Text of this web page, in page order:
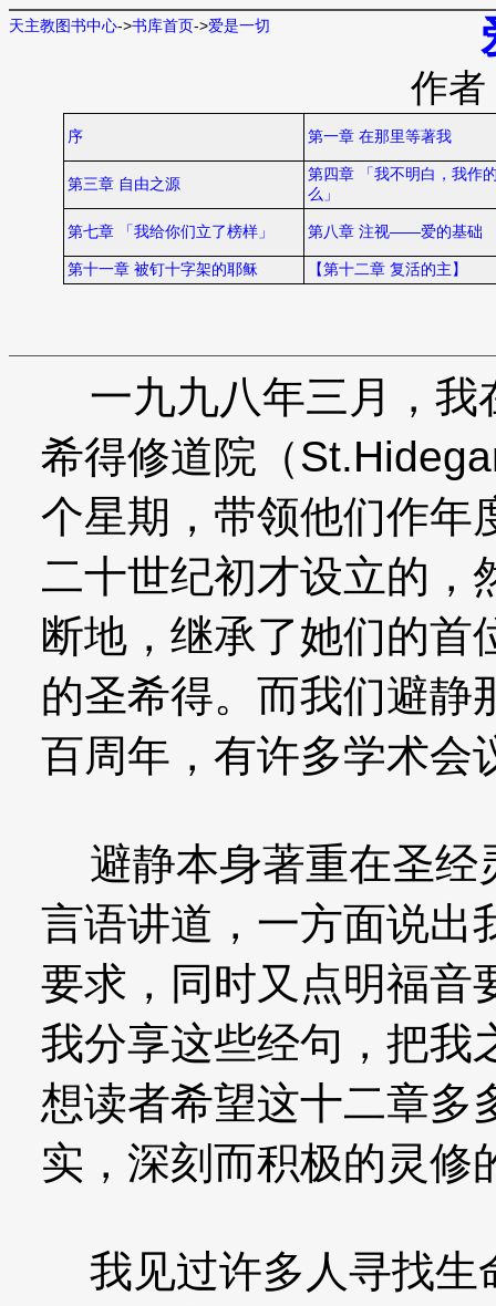
天主教图书中心->书库首页->爱是一切
作者
序 第一章 在那里等著我
第三章 自由之源
第四章 「我不明白，我作
么」
第七章 「我给你们立了榜样」 第八章 注视——爱的基础
第十一章 被钉十字架的耶稣 【第十二章 复活的主】
一九九八年三月，我
希得修道院（
个星期，带领他们作年
二十世纪初才设立的，
断地，继承了她们的
的圣希得。而我们避静
百周年，有许多学术会
避静本身著重在圣经
言语讲道，一方面说出
要求，同时又点明福音
我分享这些经句，把我
想读者希望这十二章多
实，深刻而积极的灵修
我见过许多人寻找生